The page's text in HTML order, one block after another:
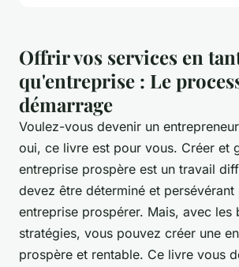
Offrir vos services en
qu'entreprise : Le
démarrage
Voulez-vous devenir un
oui, ce livre est pour vous. Créer et
entreprise prospère est un travail
devez être déterminé et
entreprise prospérer. Mais, avec les
stratégies, vous pouvez créer une
prospère et rentable. Ce livre vous